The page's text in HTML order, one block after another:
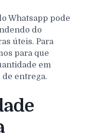
Whatsapp pode
do
úteis. Para
para que
em
entrega.